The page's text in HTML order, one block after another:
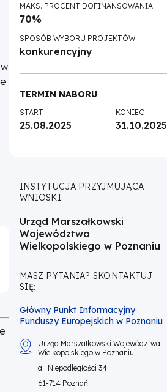
MAKS. PROCENT DOFINANSOWANIA
70%
SPOSÓB WYBORU PROJEKTÓW
konkurencyjny
TERMIN NABORU
START
25.08.2025
KONIEC
31.10.2025
INSTYTUCJA PRZYJMUJĄCA
WNIOSKI:
Urząd Marszałkowski
Województwa
Wielkopolskiego w Poznaniu
MASZ PYTANIA? SKONTAKTUJ
SIĘ:
Główny Punkt Informacyjny
Funduszy Europejskich w Poznaniu
Urząd Marszałkowski Województwa
Wielkopolskiego w Poznaniu
al. Niepodległości 34
61-714 Poznań